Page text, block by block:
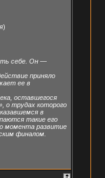
)
себе. Он —
приняло
ее в
оставшегося
о трудах которого
в
такие его
момента развитие
финалом.